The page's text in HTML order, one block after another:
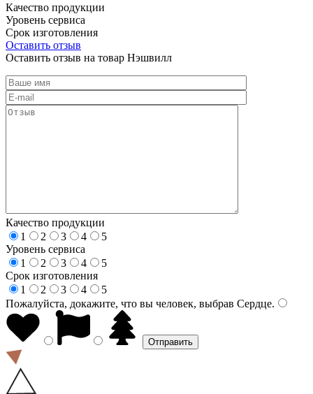
Качество продукции
Уровень сервиса
Срок изготовления
Оставить отзыв
Оставить отзыв на товар Нэшвилл
Качество продукции
1
2 3 4
5
Уровень сервиса
1
2 3 4
5
Срок изготовления
1
2 3 4
5
Пожалуйста, докажите, что вы человек, выбрав Сердце.